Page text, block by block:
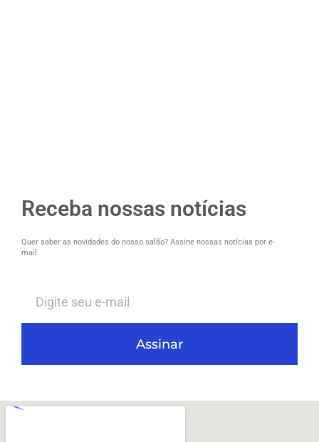
Receba nossas notícias
Quer saber as novidades do nosso salão? Assine nossas notícias por e-
mail.
Assinar